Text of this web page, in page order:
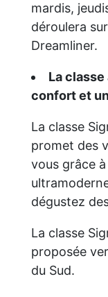
mardis,
déroulera
Dreamliner.
La
confort et
La classe
promet des
vous grâce
dégustez
La classe
proposée
du Sud.